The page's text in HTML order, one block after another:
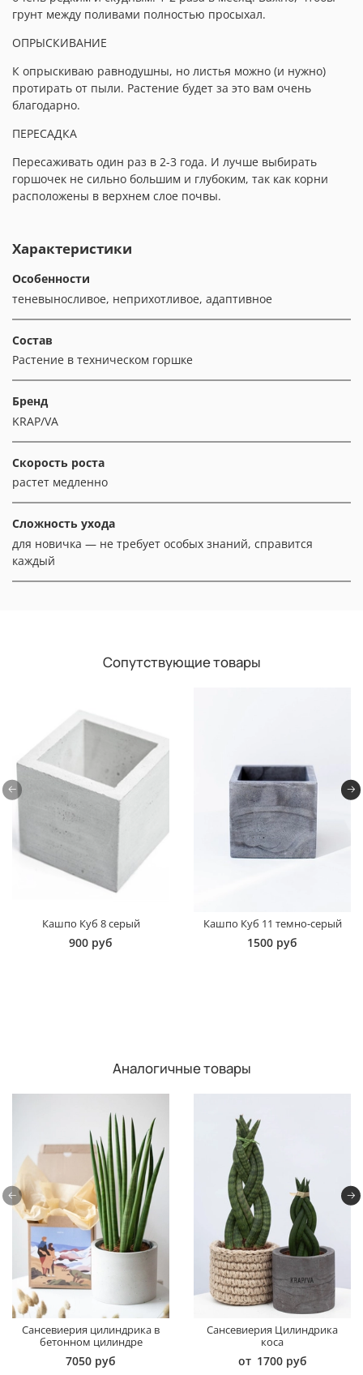
грунт между поливами полностью просыхал.
ОПРЫСКИВАНИЕ
К опрыскиваю равнодушны, но листья можно (и нужно)
протирать от пыли. Растение будет за это вам очень
благодарно.
ПЕРЕСАДКА
Пересаживать один раз в 2-3 года. И лучше выбирать
горшочек не сильно большим и глубоким, так как корни
расположены в верхнем слое почвы.
Характеристики
Особенности
теневыносливое, неприхотливое, адаптивное
Состав
Растение в техническом горшке
Бренд
KRAP/VA
Скорость роста
растет медленно
Сложность ухода
для новичка — не требует особых знаний, справится
каждый
Сопутствующие товары
Кашпо Куб 8 серый
900 руб
Кашпо Куб 11 темно-серый
1500 руб
Аналогичные товары
Сансевиерия цилиндрика в
бетонном цилиндре
7050 руб
Сансевиерия Цилиндрика
коса
от 1700 руб